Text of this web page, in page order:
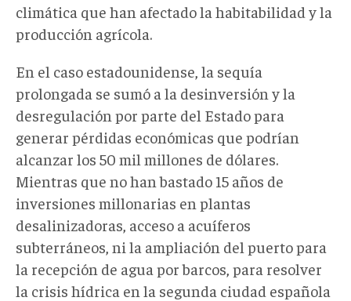
climática que han afectado la habitabilidad y la
producción agrícola.
En el caso estadounidense, la sequía
prolongada se sumó a la desinversión y la
desregulación por parte del Estado para
generar pérdidas económicas que podrían
alcanzar los 50 mil millones de dólares.
Mientras que no han bastado 15 años de
inversiones millonarias en plantas
desalinizadoras, acceso a acuíferos
subterráneos, ni la ampliación del puerto para
la recepción de agua por barcos, para resolver
la crisis hídrica en la segunda ciudad española